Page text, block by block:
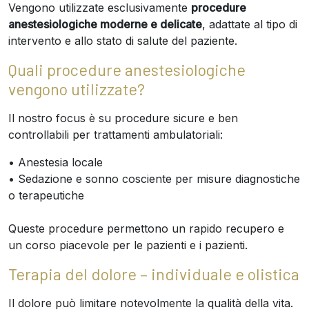
Vengono utilizzate esclusivamente procedure
anestesiologiche moderne e delicate, adattate al tipo di
intervento e allo stato di salute del paziente.
Quali procedure anestesiologiche
vengono utilizzate?
Il nostro focus è su procedure sicure e ben
controllabili per trattamenti ambulatoriali:
• Anestesia locale
• Sedazione e sonno cosciente per misure diagnostiche
o terapeutiche
Queste procedure permettono un rapido recupero e
un corso piacevole per le pazienti e i pazienti.
Terapia del dolore – individuale e olistica
Il dolore può limitare notevolmente la qualità della vita.